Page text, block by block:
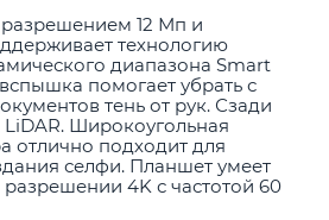
12 Мп и
технологию
диапазона Smart
помогает убрать с
тень от рук. Сзади
Широкоугольная
отлично подходит для
селфи. Планшет умеет
4K с частотой 60